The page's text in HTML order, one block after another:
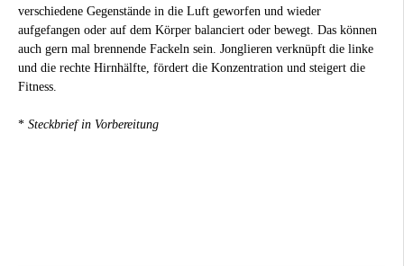
verschiedene Gegenstände in die Luft geworfen und wieder
aufgefangen oder auf dem Körper balanciert oder bewegt. Das können
auch gern mal brennende Fackeln sein. Jonglieren verknüpft die linke
und die rechte Hirnhälfte, fördert die Konzentration und steigert die
Fitness.
* Steckbrief in Vorbereitung